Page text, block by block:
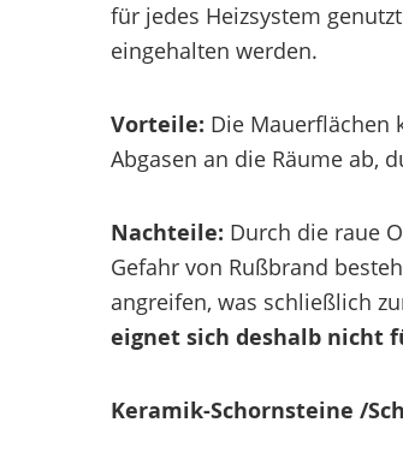
für jedes Heizsystem
eingehalten werden.
Vorteile: Die Mauerflächen
Abgasen an die Räume ab,
Nachteile: Durch die raue
Gefahr von Rußbrand
angreifen, was schließlich
eignet sich deshalb nicht
Keramik-Schornsteine /